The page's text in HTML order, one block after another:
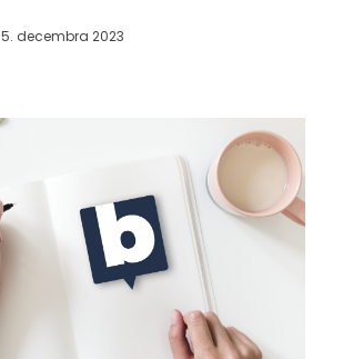
5. decembra 2023